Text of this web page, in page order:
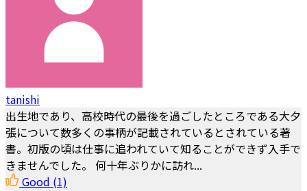
tanishi
出生地であり、高校時代の最後を過ごしたところである大夕
張について数多くの事柄が記載されているとされている著
書。初版の頃は仕事に追われていて知ることができず入手で
きませんでした。 何十年ぶりかに訪れ...
Good (1)